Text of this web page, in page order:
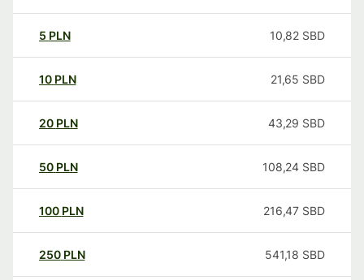
5 PLN 10,82 SBD
10 PLN 21,65 SBD
20 PLN 43,29 SBD
50 PLN 108,24 SBD
100 PLN 216,47 SBD
250 PLN 541,18 SBD